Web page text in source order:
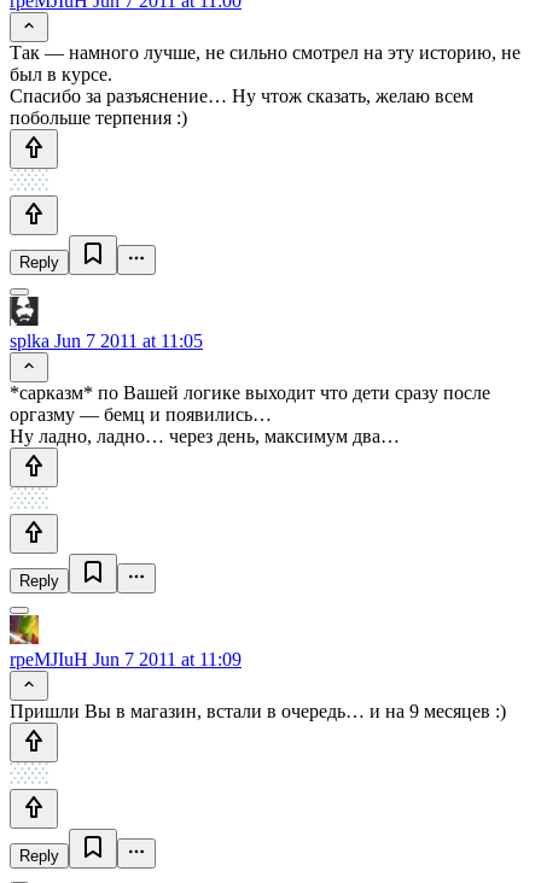
Так — намного лучше, не сильно смотрел на эту историю, не
был в курсе.
Спасибо за разъяснение… Ну чтож сказать, желаю всем
побольше терпения :)
Reply
splka Jun 7 2011 at 11:05
*сарказм* по Вашей логике выходит что дети сразу после
оргазму — бемц и появились…
Ну ладно, ладно… через день, максимум два…
Reply
rpeMJIuH Jun 7 2011 at 11:09
Пришли Вы в магазин, встали в очередь… и на 9 месяцев :)
Reply